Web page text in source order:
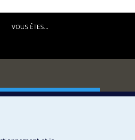
VOUS ÊTES...
ARTS ET DES SCIENCES